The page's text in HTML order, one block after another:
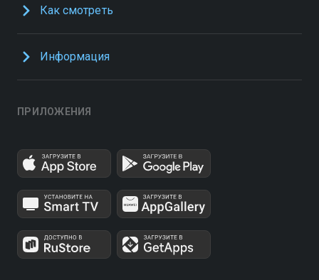
Как смотреть
Информация
ПРИЛОЖЕНИЯ